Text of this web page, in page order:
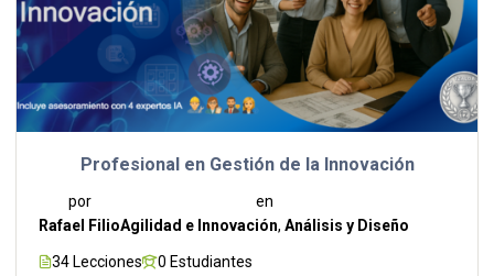
Profesional en Gestión de la Innovación
por
Rafael Filio
en
Agilidad e Innovación, Análisis y Diseño
34 Lecciones 0 Estudiantes